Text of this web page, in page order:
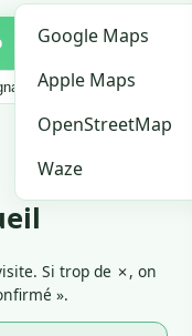
Google Maps
Apple Maps
OpenStreetMap
Waze
♡
Favori
Si trop de ✗, on
».